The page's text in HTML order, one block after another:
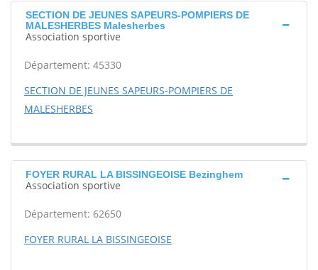
SECTION DE JEUNES SAPEURS-POMPIERS DE
MALESHERBES Malesherbes
Association sportive
Département: 45330
SECTION DE JEUNES SAPEURS-POMPIERS DE
MALESHERBES
FOYER RURAL LA BISSINGEOISE Bezinghem
Association sportive
Département: 62650
FOYER RURAL LA BISSINGEOISE